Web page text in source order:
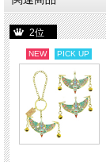
2位
NEW PICK UP